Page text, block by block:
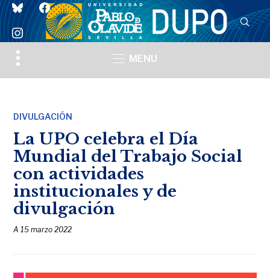
blueskyfacebook
instagram
Toggle
sidebar
MENU
DIVULGACIÓN
La UPO celebra el Día
Mundial del Trabajo Social
con actividades
institucionales y de
divulgación
A15 marzo 2022